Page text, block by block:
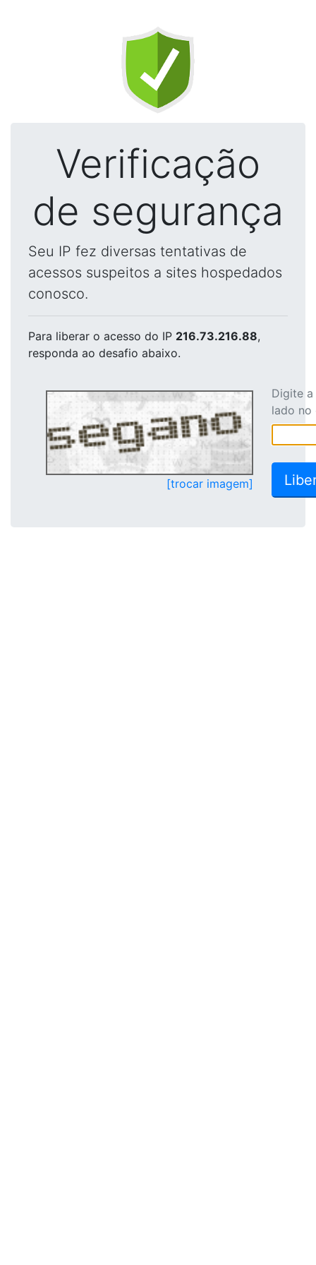
Verificação
de segurança
Seu IP fez diversas tentativas de
acessos suspeitos a sites hospedados
conosco.
Para liberar o acesso do IP 216.73.216.88,
responda ao desafio abaixo.
[trocar imagem]
Digite
lado no